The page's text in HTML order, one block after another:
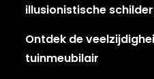
illusionistische
Ontdek de
tuinmeubilair